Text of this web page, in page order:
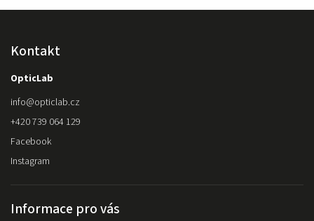
Kontakt
OpticLab
info@opticlab.cz
+420 739 064 129
Facebook
Instagram
Informace pro vás